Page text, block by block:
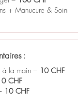
+ Manucure & Soin
:
à la main – 10 CHF
CHF
10 CHF